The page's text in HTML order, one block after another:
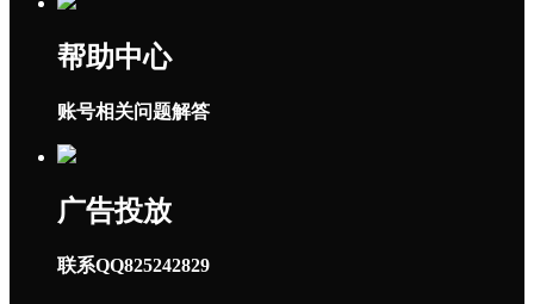
帮助中心
账号相关问题解答
广告投放
联系QQ825242829